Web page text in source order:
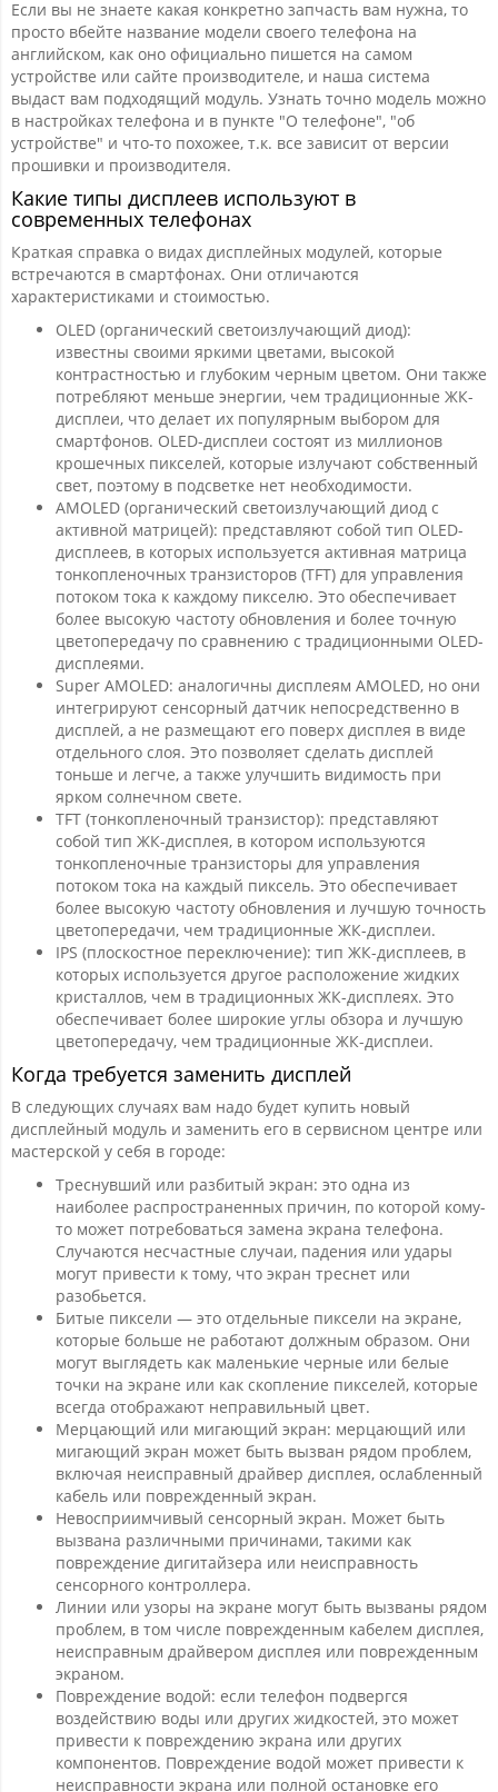
Если вы не знаете какая конкретно запчасть вам нужна, то
просто вбейте название модели своего телефона на
английском, как оно официально пишется на самом
устройстве или сайте производителе, и наша система
выдаст вам подходящий модуль. Узнать точно модель можно
в настройках телефона и в пункте "О телефоне", "об
устройстве" и что-то похожее, т.к. все зависит от версии
прошивки и производителя.
Какие типы дисплеев используют в
современных телефонах
Краткая справка о видах дисплейных модулей, которые
встречаются в смартфонах. Они отличаются
характеристиками и стоимостью.
OLED (органический светоизлучающий диод):
известны своими яркими цветами, высокой
контрастностью и глубоким черным цветом. Они также
потребляют меньше энергии, чем традиционные ЖК-
дисплеи, что делает их популярным выбором для
смартфонов. OLED-дисплеи состоят из миллионов
крошечных пикселей, которые излучают собственный
свет, поэтому в подсветке нет необходимости.
AMOLED (органический светоизлучающий диод с
активной матрицей): представляют собой тип OLED-
дисплеев, в которых используется активная матрица
тонкопленочных транзисторов (TFT) для управления
потоком тока к каждому пикселю. Это обеспечивает
более высокую частоту обновления и более точную
цветопередачу по сравнению с традиционными OLED-
дисплеями.
Super AMOLED: аналогичны дисплеям AMOLED, но они
интегрируют сенсорный датчик непосредственно в
дисплей, а не размещают его поверх дисплея в виде
отдельного слоя. Это позволяет сделать дисплей
тоньше и легче, а также улучшить видимость при
ярком солнечном свете.
TFT (тонкопленочный транзистор): представляют
собой тип ЖК-дисплея, в котором используются
тонкопленочные транзисторы для управления
потоком тока на каждый пиксель. Это обеспечивает
более высокую частоту обновления и лучшую точность
цветопередачи, чем традиционные ЖК-дисплеи.
IPS (плоскостное переключение): тип ЖК-дисплеев, в
которых используется другое расположение жидких
кристаллов, чем в традиционных ЖК-дисплеях. Это
обеспечивает более широкие углы обзора и лучшую
цветопередачу, чем традиционные ЖК-дисплеи.
Когда требуется заменить дисплей
В следующих случаях вам надо будет купить новый
дисплейный модуль и заменить его в сервисном центре или
мастерской у себя в городе:
Треснувший или разбитый экран: это одна из
наиболее распространенных причин, по которой кому-
то может потребоваться замена экрана телефона.
Случаются несчастные случаи, падения или удары
могут привести к тому, что экран треснет или
разобьется.
Битые пиксели — это отдельные пиксели на экране,
которые больше не работают должным образом. Они
могут выглядеть как маленькие черные или белые
точки на экране или как скопление пикселей, которые
всегда отображают неправильный цвет.
Мерцающий или мигающий экран: мерцающий или
мигающий экран может быть вызван рядом проблем,
включая неисправный драйвер дисплея, ослабленный
кабель или поврежденный экран.
Невосприимчивый сенсорный экран. Может быть
вызвана различными причинами, такими как
повреждение дигитайзера или неисправность
сенсорного контроллера.
Линии или узоры на экране могут быть вызваны рядом
проблем, в том числе поврежденным кабелем дисплея,
неисправным драйвером дисплея или поврежденным
экраном.
Повреждение водой: если телефон подвергся
воздействию воды или других жидкостей, это может
привести к повреждению экрана или других
компонентов. Повреждение водой может привести к
неисправности экрана или полной остановке его